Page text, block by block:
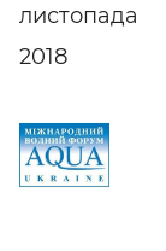
листопада
2018